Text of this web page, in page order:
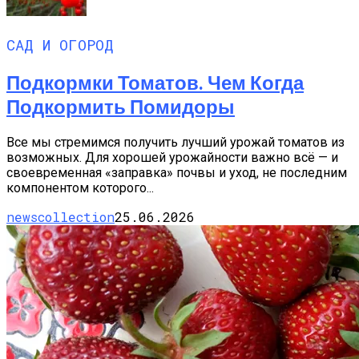
САД И ОГОРОД
Подкормки Томатов. Чем Когда
Подкормить Помидоры
Все мы стремимся получить лучший урожай томатов из
возможных. Для хорошей урожайности важно всё — и
своевременная «заправка» почвы и уход, не последним
компонентом которого...
newscollection25.06.2026